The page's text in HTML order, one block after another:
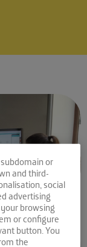
or
and third-
social
advertising
browsing
or configure
button. You
the